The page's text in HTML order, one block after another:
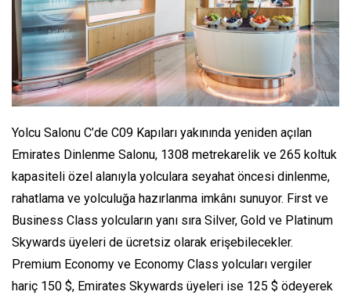
Yolcu Salonu C’de C09 Kapıları yakınında yeniden açılan
Emirates Dinlenme Salonu, 1308 metrekarelik ve 265 koltuk
kapasiteli özel alanıyla yolculara seyahat öncesi dinlenme,
rahatlama ve yolculuğa hazırlanma imkânı sunuyor. First ve
Business Class yolcuların yanı sıra Silver, Gold ve Platinum
Skywards üyeleri de ücretsiz olarak erişebilecekler.
Premium Economy ve Economy Class yolcuları vergiler
hariç 150 $, Emirates Skywards üyeleri ise 125 $ ödeyerek